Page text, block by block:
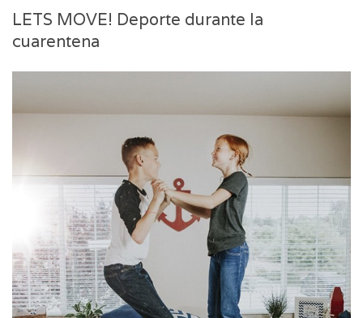
LETS MOVE! Deporte durante la
cuarentena